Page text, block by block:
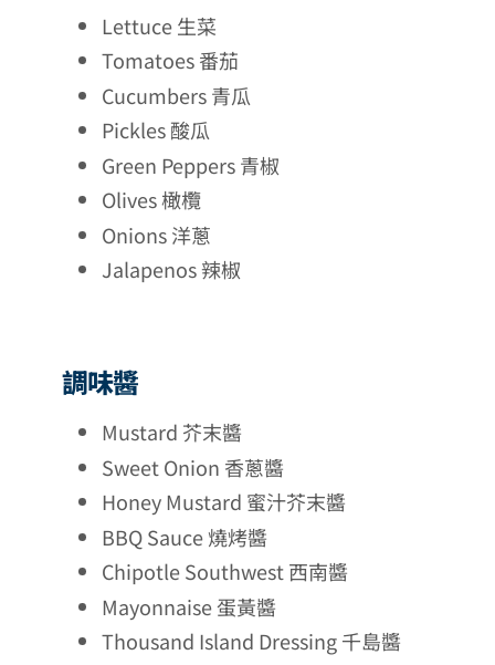
Lettuce 生菜
Tomatoes 番茄
Cucumbers 青瓜
Pickles 酸瓜
Green Peppers 青椒
Olives 橄欖
Onions 洋蔥
Jalapenos 辣椒
調味醬
Mustard 芥末醬
Sweet Onion 香蔥醬
Honey Mustard 蜜汁芥末醬
BBQ Sauce 燒烤醬
Chipotle Southwest 西南醬
Mayonnaise 蛋黃醬
Thousand Island Dressing 千島醬